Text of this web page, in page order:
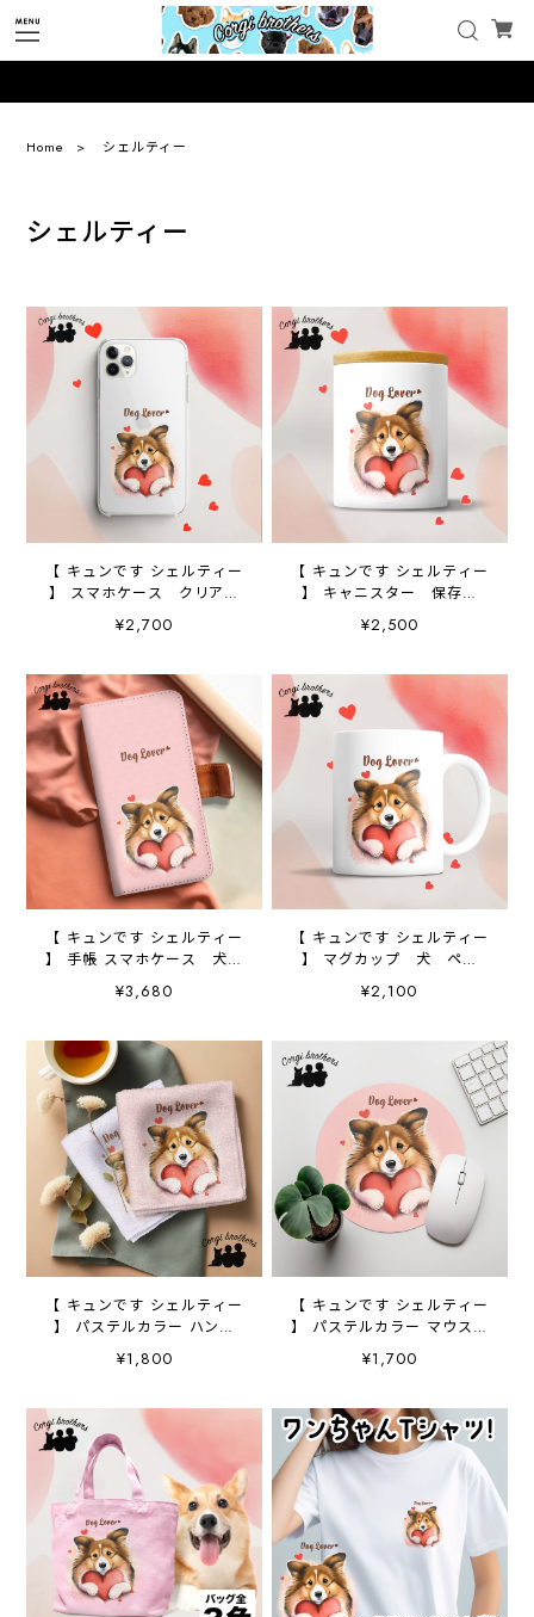
Home シェルティー
シェルティー
【 キュンです シェルティー
】 スマホケース クリアソ
ズ プレゼント アンドロ
¥2,700
【 キュンです シェルティー
】 キャニスター 保存容
犬 ペット うちの子 犬
¥2,500
【 キュンです シェルティー
】 手帳 スマホケース 犬
うちの子 プレゼント ペ
ット Android対応
¥3,680
【 キュンです シェルティー
】 マグカップ 犬 ペッ
ト うちの子 犬グッズ
ギフト プレゼント 母の
¥2,100
【 キュンです シェルティー
】 パステルカラー ハンカ
チ 2枚セット 犬 ペッ
ト うちの子 プレゼント
¥1,800
【 キュンです シェルティー
】 パステルカラー マウスパ
ッド 犬 ペット うちの
子 プレゼント ギフト
¥1,700